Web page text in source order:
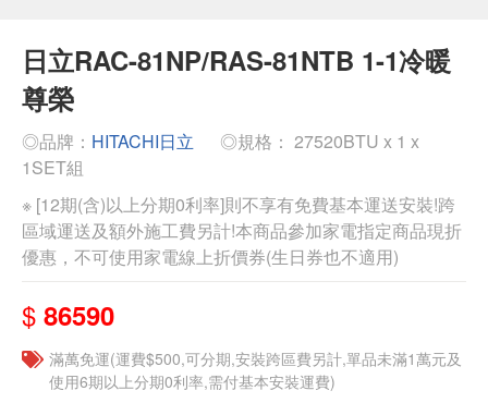
日立RAC-81NP/RAS-81NTB 1-1冷暖
尊榮
◎品牌： HITACHI日立
◎規格： 27520BTU x 1 x
1SET組
※ [12期(含)以上分期0利率]則不享有免費基本運送安裝!跨
區域運送及額外施工費另計!本商品參加家電指定商品現折
優惠，不可使用家電線上折價券(生日券也不適用)
$ 86590
滿萬免運(運費$500,可分期,安裝跨區費另計,單品未滿1萬元及
使用6期以上分期0利率,需付基本安裝運費)